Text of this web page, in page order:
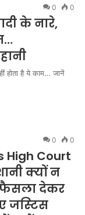
0 0
के नारे,
होता है ये काम… जानें
0 0
High Court
क्‍यों न
देकर
जस्‍ट‍िस